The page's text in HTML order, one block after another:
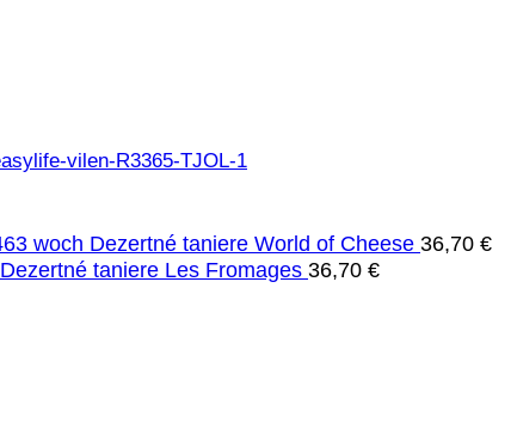
Dezertné taniere World of Cheese 36,70 €
Dezertné taniere Les Fromages 36,70 €